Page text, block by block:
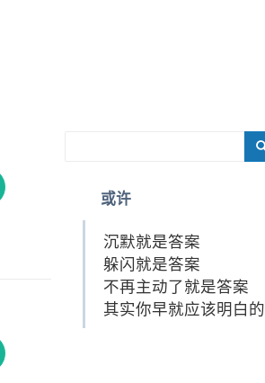
或许
沉默就是答案
躲闪就是答案
不再主动了就是答案
其实你早就应该明白的